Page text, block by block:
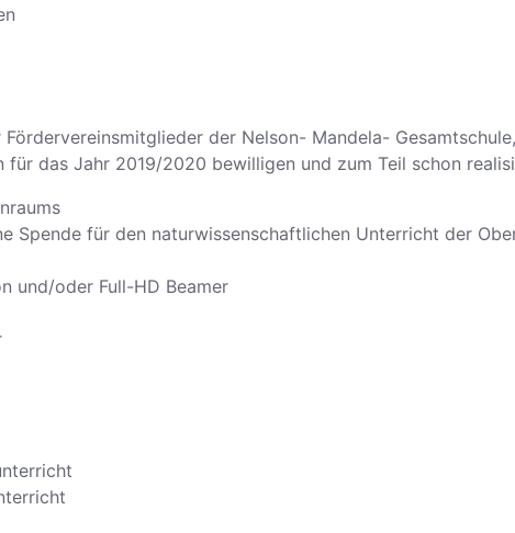
der Nelson- Mandela-
für das Jahr 2019/2020 bewilligen und zum Teil schon
Spende für den naturwissenschaftlichen Unterricht der
und/oder Full-HD Beamer